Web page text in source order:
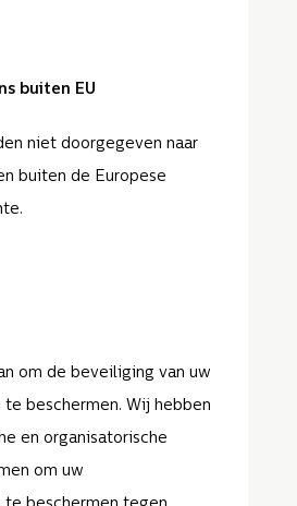
buiten EU
niet doorgegeven naar
buiten de Europese
om de beveiliging van uw
beschermen. Wij hebben
en organisatorische
om uw